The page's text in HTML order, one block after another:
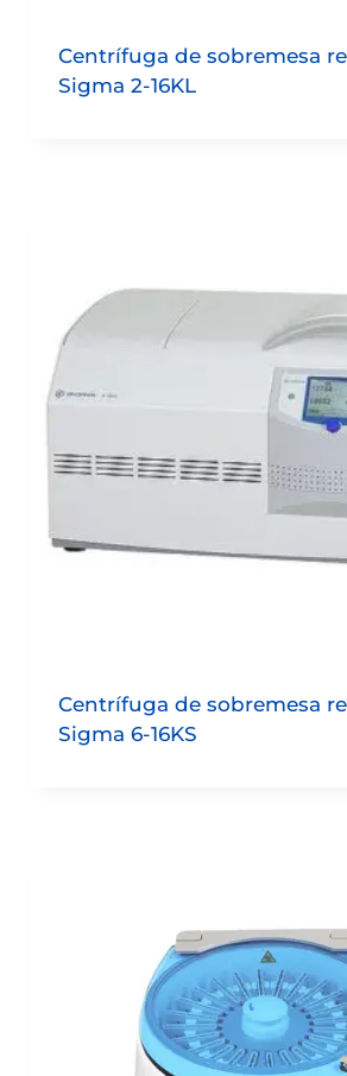
Centrífuga de sobremesa
Sigma 2-16KL
Centrífuga de sobremesa
Sigma 6-16KS